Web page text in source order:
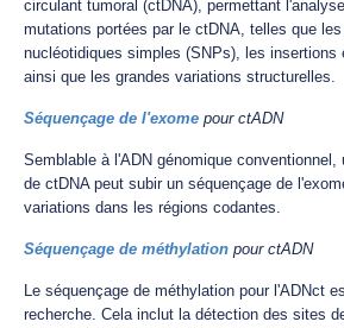
circulant tumoral (ctDNA), permettant
mutations portées par le ctDNA, telles que
nucléotidiques simples (SNPs), les insertions
ainsi que les grandes variations structurelles.
Séquençage de l'exome pour ctADN
Semblable à l'ADN génomique
de ctDNA peut subir un séquençage de
variations dans les régions codantes.
Séquençage de méthylation pour ctADN
Le séquençage de méthylation pour l'ADNct
recherche. Cela inclut la détection des sites